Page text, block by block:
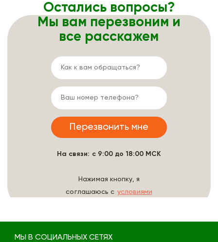
Остались вопросы?
Мы вам перезвоним и
все расскажем
На связи: с 9:00 до 18:00 МСК
Нажимая кнопку, я
соглашаюсь с условиями
МЫ В СОЦИАЛЬНЫХ СЕТЯХ